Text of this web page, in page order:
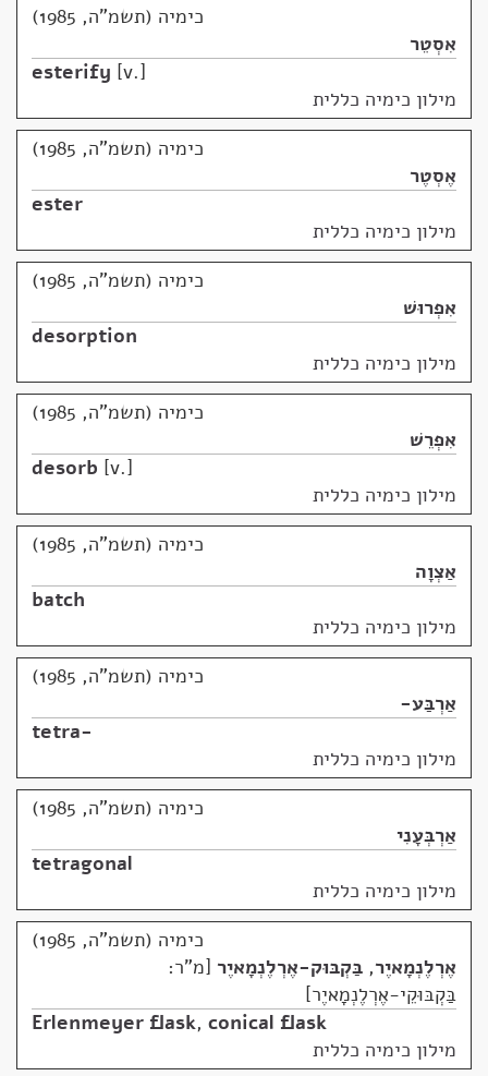
כימיה (תשמ"ה, 1985)
אִסְטֵר
esterify v.
מילון כימיה כללית
כימיה (תשמ"ה, 1985)
אֶסְטֶר
ester
מילון כימיה כללית
כימיה (תשמ"ה, 1985)
אִפְרוּשׁ
desorption
מילון כימיה כללית
כימיה (תשמ"ה, 1985)
אִפְרֵשׁ
desorb v.
מילון כימיה כללית
כימיה (תשמ"ה, 1985)
אַצְוָה
batch
מילון כימיה כללית
כימיה (תשמ"ה, 1985)
אַרְבַּע-
tetra-
מילון כימיה כללית
כימיה (תשמ"ה, 1985)
אַרְבְּעָנִי
tetragonal
מילון כימיה כללית
כימיה (תשמ"ה, 1985)
אֶרְלֶנְמָאיֶר, בַּקְבּוּק-אֶרְלֶנְמָאיֶר מ"ר:
בַּקְבּוּקֵי-אֶרְלֶנְמָאיֶר
Erlenmeyer flask, conical flask
מילון כימיה כללית